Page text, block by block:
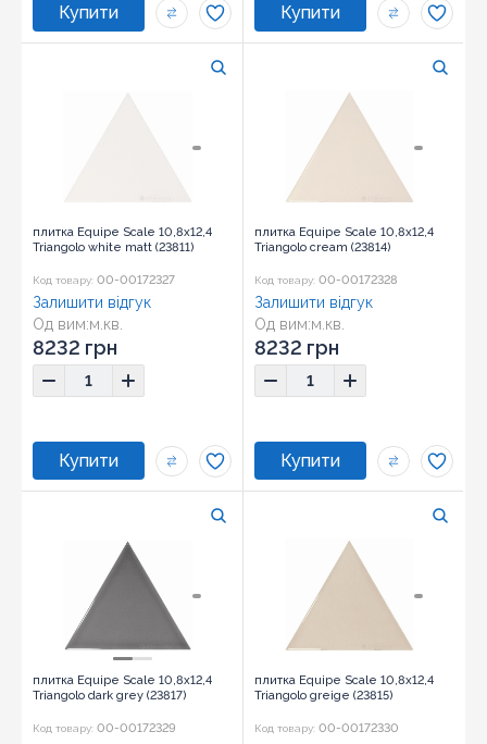
плитка Equipe Scale 10,8x12,4
Triangolo white matt (23811)
Код товару: 00-00172327
Од вим:м.кв.
Розмір: 10,8x12,4
Залишити відгук
8232 грн
плитка Equipe Scale 10,8x12,4
Triangolo cream (23814)
Код товару: 00-00172328
Од вим:м.кв.
Розмір: 10,8x12,4
Залишити відгук
8232 грн
плитка Equipe Scale 10,8x12,4
Triangolo dark grey (23817)
Код товару: 00-00172329
плитка Equipe Scale 10,8x12,4
Triangolo greige (23815)
Код товару: 00-00172330